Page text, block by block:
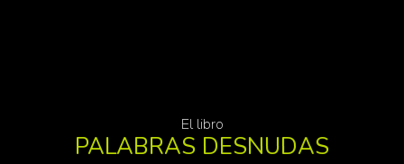
El libro
PALABRAS DESNUDAS